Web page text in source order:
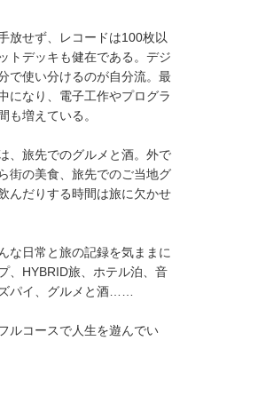
放せず、レコードは100枚以
トデッキも健在である。デジ
で使い分けるのが自分流。最
になり、電子工作やプログラ
も増えている。
、旅先でのグルメと酒。外で
街の美食、旅先でのご当地グ
んだりする時間は旅に欠かせ
な日常と旅の記録を気ままに
、HYBRID旅、ホテル泊、音
パイ、グルメと酒……
ルコースで人生を遊んでい